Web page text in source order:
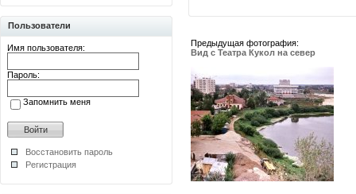
Пользователи
Имя пользователя:
Пароль:
Запомнить меня
Восстановить пароль
Регистрация
Предыдущая фотография:
Вид с Театра Кукол на север